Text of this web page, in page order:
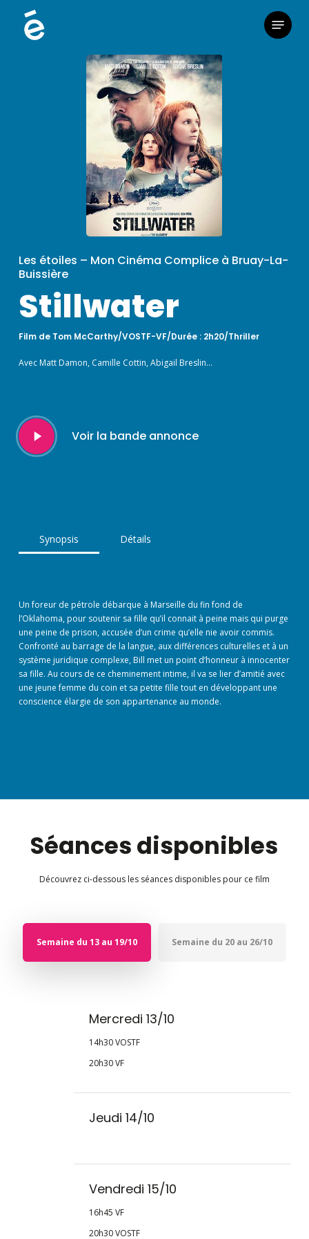
Menu
Les étoiles – Mon Cinéma Complice à Bruay-La-
Buissière
Stillwater
Film de Tom McCarthy/VOSTF-VF/Durée : 2h20/Thriller
Avec Matt Damon, Camille Cottin, Abigail Breslin…
Play
Video
Voir la bande annonce
Synopsis Détails
Un foreur de pétrole débarque à Marseille du fin fond de
l’Oklahoma, pour soutenir sa fille qu’il connait à peine mais qui purge
une peine de prison, accusée d’un crime qu’elle nie avoir commis.
Confronté au barrage de la langue, aux différences culturelles et à un
système juridique complexe, Bill met un point d’honneur à innocenter
sa fille. Au cours de ce cheminement intime, il va se lier d’amitié avec
une jeune femme du coin et sa petite fille tout en développant une
conscience élargie de son appartenance au monde.
Séances disponibles
Découvrez ci-dessous les séances disponibles pour ce film
Semaine du 13 au 19/10 Semaine du 20 au 26/10
Mercredi 13/10
14h30 VOSTF
20h30 VF
Jeudi 14/10
Vendredi 15/10
16h45 VF
20h30 VOSTF